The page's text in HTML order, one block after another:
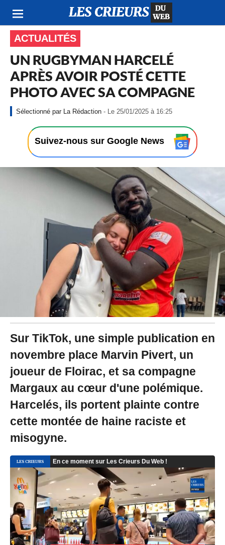
ACTUALITÉS
UN RUGBYMAN HARCELÉ
APRÈS AVOIR POSTÉ CETTE
PHOTO AVEC SA COMPAGNE
La Rédaction - Le 25/01/2025 à 16:25
2
5
/
0
1
2
0
5
:
2
5
Suivez-nous sur Google News
Sur TikTok, une simple publication en
novembre place Marvin Pivert, un
joueur de Floirac, et sa compagne
Margaux au cœur d'une polémique.
Harcelés, ils portent plainte contre
cette montée de haine raciste et
misogyne.